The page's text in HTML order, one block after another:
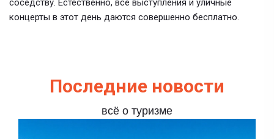
соседству. Естественно, все выступления и уличные
концерты в этот день даются совершенно бесплатно.
Последние новости
всё о туризме